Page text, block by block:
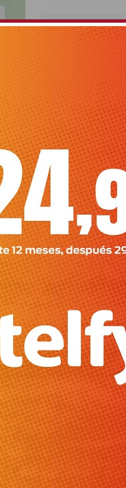
LOTERIAS
Bonoloto
Primitiva
El Gordo
Euromillones
Loteria
Once
PUBLICIDAD